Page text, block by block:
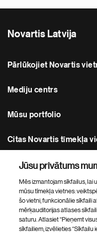
Novartis Latvija
Pārlūkojiet Novartis
Mediju centrs
Mūsu portfolio
Citas Novartis tīmekļa
Footer Site Search
Jūsu privātums
Mēs izmantojam sīkfailus, lai
mūsu tīmekļa vietnes:
šo vietni, funkcionālie sīkfaili
mērķauditorijas atlases
saturu. Atlasiet “Pieņemt
sīkfailiem, izvēlieties “Sīkfailu